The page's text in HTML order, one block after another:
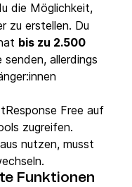
die Möglichkeit,
zu erstellen. Du
bis zu 2.500
allerdings
Free auf
zugreifen.
nutzen, musst
Funktionen